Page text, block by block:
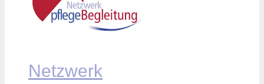
Netzwerk